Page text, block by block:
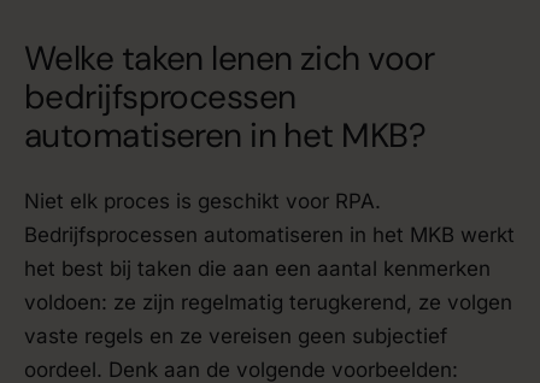
Welke taken lenen zich voor
bedrijfsprocessen
automatiseren in het MKB?
Niet elk proces is geschikt voor RPA.
Bedrijfsprocessen automatiseren in het MKB werkt
het best bij taken die aan een aantal kenmerken
voldoen: ze zijn regelmatig terugkerend, ze volgen
vaste regels en ze vereisen geen subjectief
oordeel. Denk aan de volgende voorbeelden: